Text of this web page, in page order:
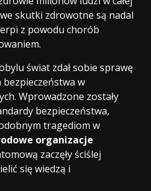
skutki zdrowotne są nadal
z powodu chorób
świat zdał sobie sprawę
w
Wprowadzone zostały
bezpieczeństwa,
tragediom w
organizacje
zaczęły ściślej
się wiedzą i